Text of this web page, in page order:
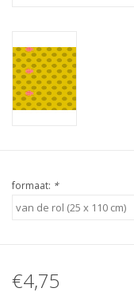
formaat: *
€4,75